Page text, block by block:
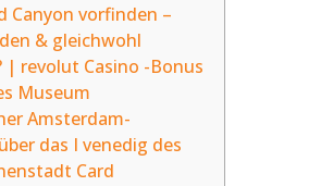
Canyon vorfinden –
& gleichwohl
| revolut Casino -Bonus
Museum
Amsterdam-
das I venedig des
Card